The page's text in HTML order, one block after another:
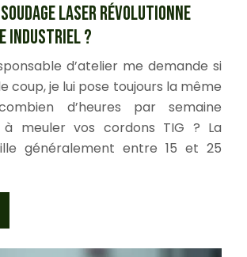
laser révolutionne
industriel ?
d’atelier me demande si
coup, je lui pose toujours la même
d’heures par semaine
à meuler vos cordons TIG ? La
généralement entre 15 et 25